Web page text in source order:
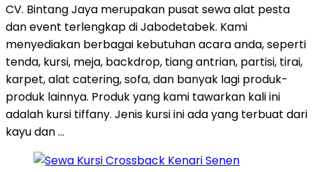
CV. Bintang Jaya merupakan pusat sewa alat pesta
dan event terlengkap di Jabodetabek. Kami
menyediakan berbagai kebutuhan acara anda, seperti
tenda, kursi, meja, backdrop, tiang antrian, partisi, tirai,
karpet, alat catering, sofa, dan banyak lagi produk-
produk lainnya. Produk yang kami tawarkan kali ini
adalah kursi tiffany. Jenis kursi ini ada yang terbuat dari
kayu dan …